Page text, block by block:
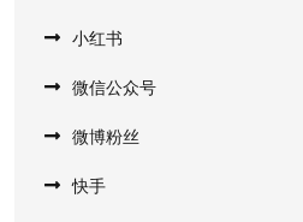
小红书
微信公众号
微博粉丝
快手